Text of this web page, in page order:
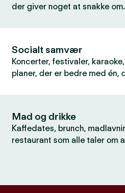
der giver noget at snakke om.
Socialt samvær
Koncerter, festivaler,
planer, der er bedre med én,
Mad og drikke
Kaffedates, brunch,
restaurant som alle taler om